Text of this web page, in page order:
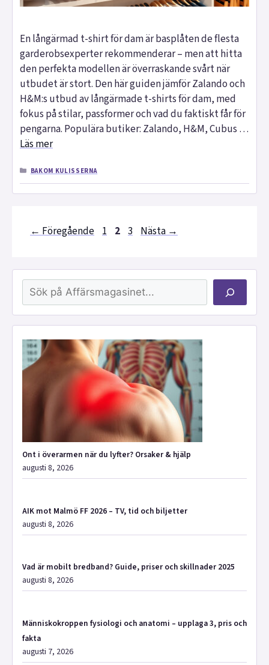
En långärmad t-shirt för dam är basplåten de flesta
garderobsexperter rekommenderar – men att hitta
den perfekta modellen är överraskande svårt när
utbudet är stort. Den här guiden jämför Zalando och
H&M:s utbud av långärmade t-shirts för dam, med
fokus på stilar, passformer och vad du faktiskt får för
pengarna. Populära butiker: Zalando, H&M, Cubus …
Läs mer
KATEGORIER
BAKOM KULISSERNA
←Föregående Sida
1 Sida
2 Sida
3 Nästa→
Sök
Ont i överarmen när du lyfter? Orsaker & hjälp
augusti 8, 2026
AIK mot Malmö FF 2026 – TV, tid och biljetter
augusti 8, 2026
Vad är mobilt bredband? Guide, priser och skillnader 2025
augusti 8, 2026
Människokroppen fysiologi och anatomi – upplaga 3, pris och
fakta
augusti 7, 2026